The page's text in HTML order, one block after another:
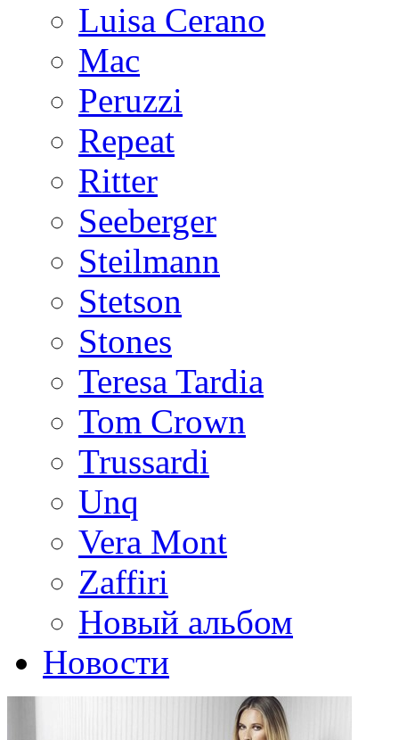
Luisa Cerano
Mac
Peruzzi
Repeat
Ritter
Seeberger
Steilmann
Stetson
Stones
Teresa Tardia
Tom Crown
Trussardi
Unq
Vera Mont
Zaffiri
Новый альбом
Новости